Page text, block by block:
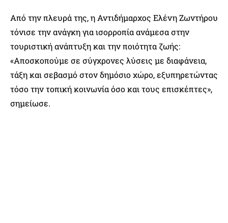
Από την πλευρά της, η Αντιδήμαρχος Ελένη Ζωντήρου
τόνισε την ανάγκη για ισορροπία ανάμεσα στην
τουριστική ανάπτυξη και την ποιότητα ζωής:
«Αποσκοπούμε σε σύγχρονες λύσεις με διαφάνεια,
τάξη και σεβασμό στον δημόσιο χώρο, εξυπηρετώντας
τόσο την τοπική κοινωνία όσο και τους επισκέπτες»,
σημείωσε.